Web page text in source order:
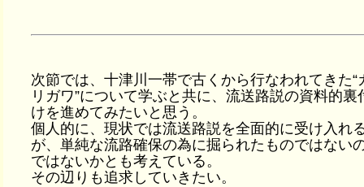
次節では、十津川一帯で古くから行なわれてきた“
リガワ”について学ぶと共に、流送路説の資料的裏
けを進めてみたいと思う。
個人的に、現状では流送路説を全面的に受け入れ
が、単純な流路確保の為に掘られたものではない
ではないかとも考えている。
その辺りも追求していきたい。